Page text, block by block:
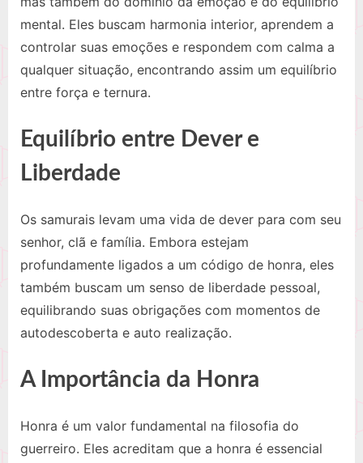
mental. Eles buscam harmonia interior, aprendem a
controlar suas emoções e respondem com calma a
qualquer situação, encontrando assim um equilíbrio
entre força e ternura.
Equilíbrio entre Dever e
Liberdade
Os samurais levam uma vida de dever para com seu
senhor, clã e família. Embora estejam
profundamente ligados a um código de honra, eles
também buscam um senso de liberdade pessoal,
equilibrando suas obrigações com momentos de
autodescoberta e auto realização.
A Importância da Honra
Honra é um valor fundamental na filosofia do
guerreiro. Eles acreditam que a honra é essencial